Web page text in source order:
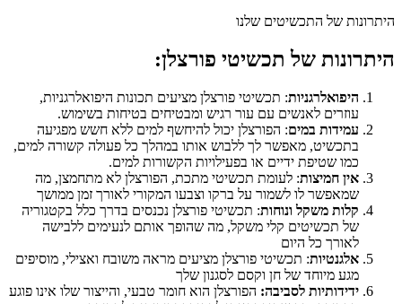
היתרונות של התכשיטים שלנו
היתרונות של תכשיטי פורצלן:
היפואלרגניות: תכשיטי פורצלן מציעים תכונות היפואלרגניות,
עוזרים לאנשים עם עור רגיש ומבטיחים בטיחות בשימוש.
עמידות במים: הפורצלן יכול להיחשף למים ללא חשש מפגיעה
בתכשיט, מאפשר לך ללבוש אותו במהלך כל פעולה קשורה למים,
כמו שטיפת ידיים או בפעילויות הקשורות למים.
אין חמיצות: לעומת תכשיטי מתכת, הפורצלן לא מתחמצן, מה
שמאפשר לו לשמור על ברקו וצבעו המקורי לאורך זמן ממושך
קלות משקל ונוחות: תכשיטי פורצלן נכנסים בדרך כלל בקטגוריה
של תכשיטים קלי משקל, מה שהופך אותם לנעימים ללבישה
לאורך כל היום
אלגנטיות: תכשיטי פורצלן מציעים מראה משובח ואצילי, מוסיפים
מגע מיוחד של חן וקסם לסגנון שלך
ידידותיות לסביבה: הפורצלן הוא חומר טבעי, והייצור שלו אינו פוגע